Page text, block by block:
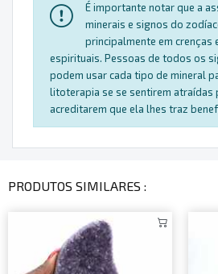
É importante notar que a
minerais e signos do
principalmente em crenças
espirituais. Pessoas de todos os
podem usar cada tipo de mineral
litoterapia se se sentirem atraídas
acreditarem que ela lhes traz
PRODUTOS SIMILARES :